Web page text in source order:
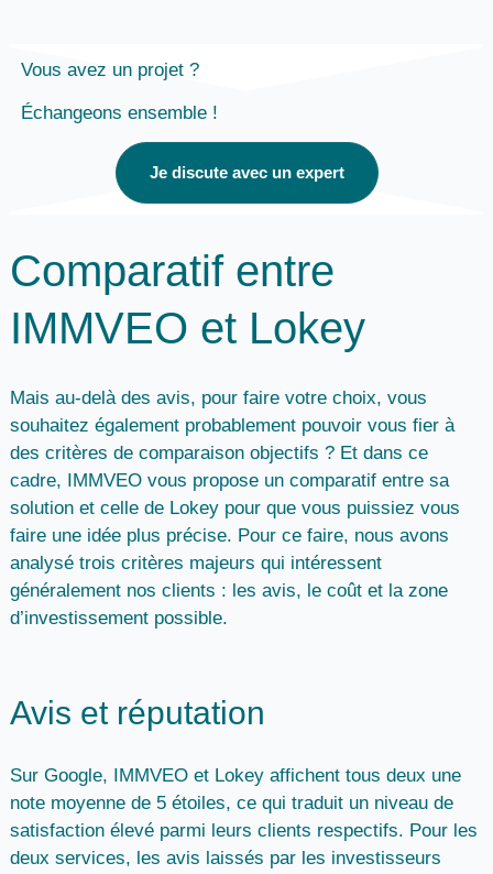
Vous avez un projet ?
Échangeons ensemble !
Je discute avec un expert
Comparatif entre
IMMVEO et Lokey
Mais au-delà des avis, pour faire votre choix, vous
souhaitez également probablement pouvoir vous fier à
des critères de comparaison objectifs ? Et dans ce
cadre, IMMVEO vous propose un comparatif entre sa
solution et celle de Lokey pour que vous puissiez vous
faire une idée plus précise. Pour ce faire, nous avons
analysé trois critères majeurs qui intéressent
généralement nos clients : les avis, le coût et la zone
d’investissement possible.
Avis et réputation
Sur Google,
IMMVEO et Lokey affichent tous deux une
note moyenne de 5 étoiles, ce qui traduit un niveau de
satisfaction élevé parmi leurs clients respectifs. Pour les
deux services, les avis laissés par les investisseurs